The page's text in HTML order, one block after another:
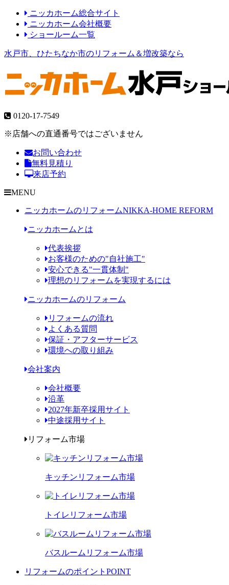
ニッカホーム総合サイト
ニッカホーム会社概要
ショールーム一覧
水戸市、ひたちなか市のリフォーム＆増改築なら
0120-17-7549
※店舗への直通番号ではございません
お問い合わせ
無料見積り
来店予約
MENU
ニッカホームのリフォームNIKKA-HOME REFORM
ニッカホームとは
代表挨拶
お客様のための"自社施工"
安心できる"一貫体制"
理想のリフォームを実現するには
ニッカホームのリフォーム
リフォームの流れ
よくある質問
保証・アフターサービス
環境への取り組み
会社案内
会社概要
沿革
2027年新卒採用サイト
中途採用サイト
リフォーム市場
キッチンリフォーム市場
トイレリフォーム市場
バスルームリフォーム市場
リフォームのポイント POINT